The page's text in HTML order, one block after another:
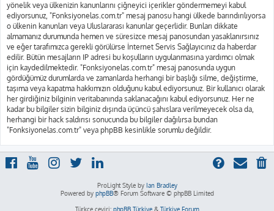
yönelik veya ülkenizin kanunlarını çiğneyici içerikler göndermemeyi kabul
ediyorsunuz, "Fonksiyonelas.com.tr" mesaj panosu hangi ülkede barındırılıyorsa
o ülkenin kanunları veya Uluslararası kanunlar geçerlidir. Bunları dikkate
almamanız durumunda hemen ve süresizce mesaj panosundan yasaklanırsınız
ve eğer tarafımızca gerekli görülürse İnternet Servis Sağlayıcınız da haberdar
edilir. Bütün mesajların IP adresi bu koşulların uygulanmasına yardımcı olmak
için kaydedilmektedir. "Fonksiyonelas.com.tr" mesaj panosunda uygun
gördüğümüz durumlarda ve zamanlarda herhangi bir başlığı silme, değiştirme,
taşıma veya kapatma hakkımızın olduğunu kabul ediyorsunuz. Bir kullanıcı olarak
her girdiğiniz bilginin veritabanında saklanacağını kabul ediyorsunuz. Her ne
kadar bu bilgiler sizin bilginiz dışında üçüncü şahıslara verilmeyecek olsa da,
herhangi bir hack saldırısı sonucunda bu bilgiler dağılırsa bundan
"Fonksiyonelas.com.tr" veya phpBB kesinlikle sorumlu değildir.
ProLight Style by Ian Bradley
Powered by phpBB® Forum Software © phpBB Limited
Türkçe çeviri: phpBB Türkiye& Türkiye Forum